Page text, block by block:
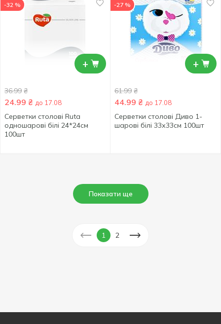
+
-32 %
36.99 ₴
24.99 ₴ до 17.08
Серветки столові Ruta
одношарові білі 24*24см
100шт
+
-27 %
61.99 ₴
44.99 ₴ до 17.08
Серветки столові Диво 1-
шарові білі 33х33см 100шт
Показати ще
1 2